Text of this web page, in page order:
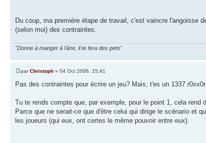
Du coup, ma première étape de travail, c'est vaincre l'angoisse
(selon moi) des contraintes.
"Donne à manger à l'âne, il te fera des pets"
parChristoph » 04 Oct 2006, 15:41
Pas des contraintes pour écrire un jeu? Mais, t'es un 1337
Tu te rends compte que, par exemple, pour le point 1, cela rend
Parce que ne serait-ce que d'être celui qui dirige le scénario et
les joueurs (qui eux, ont certes le même pouvoir entre eux).